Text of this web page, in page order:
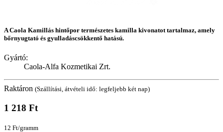
A Caola Kamillás hintőpor természetes kamilla kivonatot tartalmaz, amely
bőrnyugtató és gyulladáscsökkentő hatású.
Gyártó:
Caola-Alfa Kozmetikai Zrt.
Raktáron (Szállítási, átvételi idő: legfeljebb két nap)
1 218 Ft
12 Ft/gramm